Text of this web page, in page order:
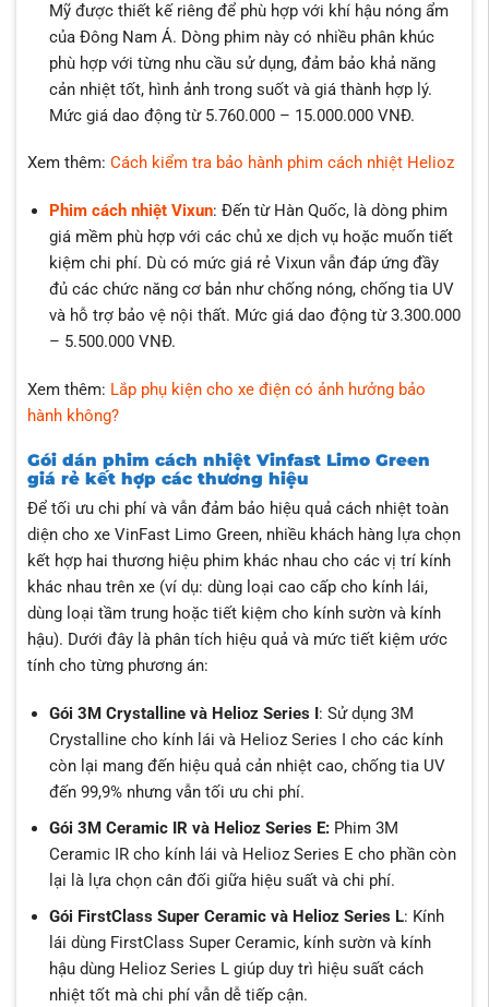
Mỹ được thiết kế riêng để phù hợp với khí hậu nóng ẩm
của Đông Nam Á. Dòng phim này có nhiều phân khúc
phù hợp với từng nhu cầu sử dụng, đảm bảo khả năng
cản nhiệt tốt, hình ảnh trong suốt và giá thành hợp lý.
Mức giá dao động từ 5.760.000 – 15.000.000 VNĐ.
Xem thêm: Cách kiểm tra bảo hành phim cách nhiệt Helioz
Phim cách nhiệt Vixun: Đến từ Hàn Quốc, là dòng phim
giá mềm phù hợp với các chủ xe dịch vụ hoặc muốn tiết
kiệm chi phí. Dù có mức giá rẻ Vixun vẫn đáp ứng đầy
đủ các chức năng cơ bản như chống nóng, chống tia UV
và hỗ trợ bảo vệ nội thất. Mức giá dao động từ 3.300.000
– 5.500.000 VNĐ.
Xem thêm: Lắp phụ kiện cho xe điện có ảnh hưởng bảo
hành không?
Gói dán phim cách nhiệt Vinfast Limo Green
giá rẻ kết hợp các thương hiệu
Để tối ưu chi phí và vẫn đảm bảo hiệu quả cách nhiệt toàn
diện cho xe VinFast Limo Green, nhiều khách hàng lựa chọn
kết hợp hai thương hiệu phim khác nhau cho các vị trí kính
khác nhau trên xe (ví dụ: dùng loại cao cấp cho kính lái,
dùng loại tầm trung hoặc tiết kiệm cho kính sườn và kính
hậu). Dưới đây là phân tích hiệu quả và mức tiết kiệm ước
tính cho từng phương án:
Gói 3M Crystalline và Helioz Series I: Sử dụng 3M
Crystalline cho kính lái và Helioz Series I cho các kính
còn lại mang đến hiệu quả cản nhiệt cao, chống tia UV
đến 99,9% nhưng vẫn tối ưu chi phí.
Gói 3M Ceramic IR và Helioz Series E:Phim 3M
Ceramic IR cho kính lái và Helioz Series E cho phần còn
lại là lựa chọn cân đối giữa hiệu suất và chi phí.
Gói FirstClass Super Ceramic và Helioz Series L: Kính
lái dùng FirstClass Super Ceramic, kính sườn và kính
hậu dùng Helioz Series L giúp duy trì hiệu suất cách
nhiệt tốt mà chi phí vẫn dễ tiếp cận.